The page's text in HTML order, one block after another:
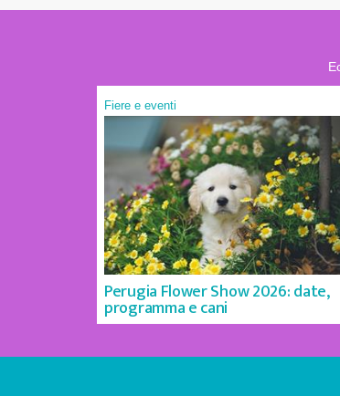
Fiere e eventi
Perugia Flower Show 2026: date,
programma e cani